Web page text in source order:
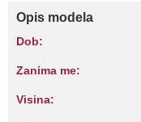
Opis modela
Dob:
Zanima me:
Visina: